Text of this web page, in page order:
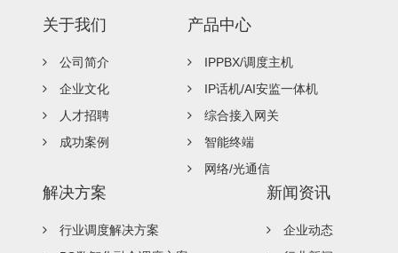
关于我们
公司简介
企业文化
人才招聘
成功案例
产品中心
IPPBX/调度主机
IP话机/AI安监一体机
综合接入网关
智能终端
网络/光通信
解决方案
行业调度解决方案
新闻资讯
企业动态